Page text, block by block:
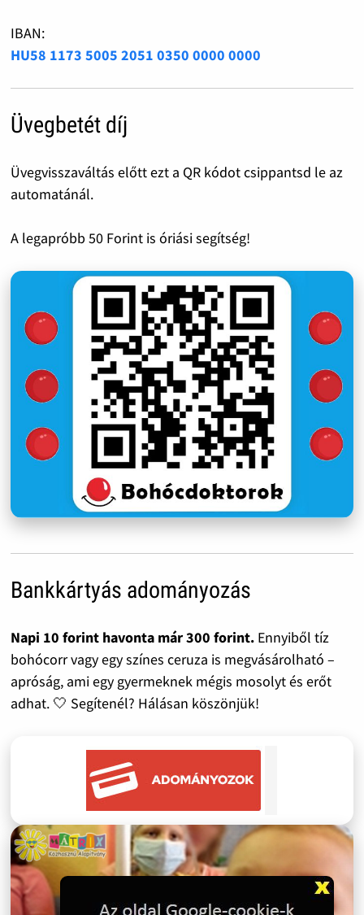
IBAN:
HU58 1173 5005 2051 0350 0000 0000
Üvegbetét díj
Üvegvisszaváltás előtt ezt a QR kódot csippantsd le az
automatánál.
A legapróbb 50 Forint is óriási segítség!
Bankkártyás adományozás
Napi 10 forint havonta már 300 forint.Ennyiből tíz
bohócorr vagy egy színes ceruza is megvásárolható –
apróság, ami egy gyermeknek mégis mosolyt és erőt
adhat. 🤍 Segítenél? Hálásan köszönjük!